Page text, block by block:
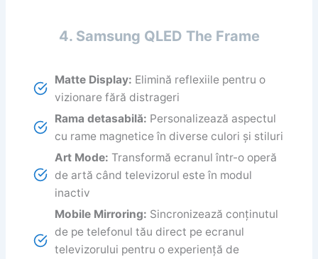
4. Samsung QLED The Frame
Matte Display: Elimină reflexiile pentru o
vizionare fără distrageri
Rama detasabilă: Personalizează aspectul
cu rame magnetice în diverse culori și stiluri
Art Mode: Transformă ecranul într-o operă
de artă când televizorul este în modul
inactiv
Mobile Mirroring: Sincronizează conținutul
de pe telefonul tău direct pe ecranul
televizorului pentru o experiență de